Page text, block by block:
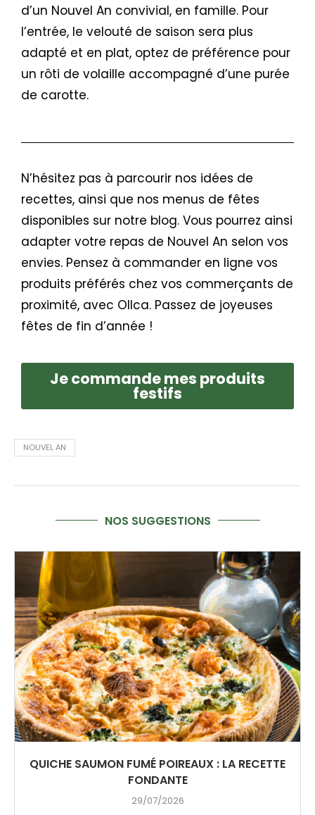
d’un Nouvel An convivial, en famille. Pour
l’entrée, le velouté de saison sera plus
adapté et en plat, optez de préférence pour
un rôti de volaille accompagné d’une purée
de carotte.
N’hésitez pas à parcourir nos idées de
recettes, ainsi que nos menus de fêtes
disponibles sur notre blog. Vous pourrez ainsi
adapter votre repas de Nouvel An selon vos
envies. Pensez à commander en ligne vos
produits préférés chez vos commerçants de
proximité, avec Ollca. Passez de joyeuses
fêtes de fin d’année !
Je commande mes produits
festifs
NOUVEL AN
NOS SUGGESTIONS
QUICHE SAUMON FUMÉ POIREAUX : LA RECETTE
FONDANTE
29/07/2026